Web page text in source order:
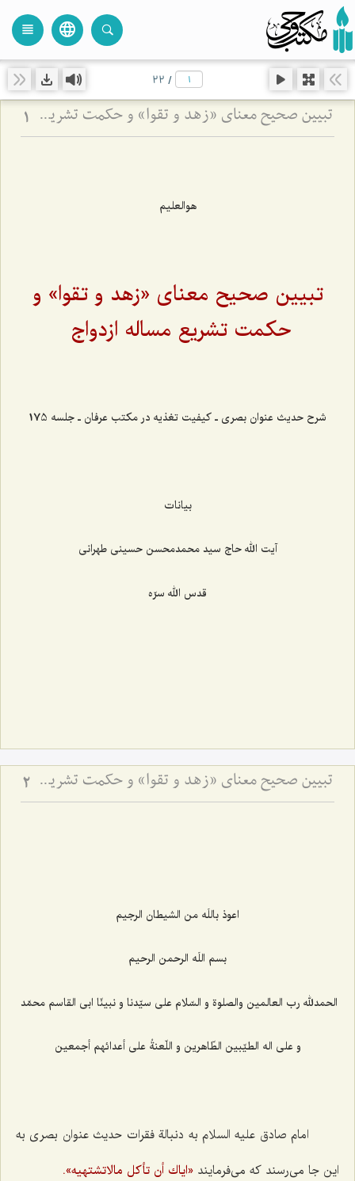
language
view_headline
/
22
تبیین صحیح معنای «زهد و تقوا» و حکمت تشریع مساله ازدواج 1
هوالعلیم
تبیین صحیح معنای «زهد و تقوا» و
حکمت تشریع مساله ازدواج‌‌ ‌‌‌‌‌
شرح حدیث عنوان بصری ـ کیفیت تغذیه در مکتب عرفان ـ جلسه 175
بیانات
آیت الله حاج سید محمدمحسن حسینی طهرانی
قدس الله سرّه
تبیین صحیح معنای «زهد و تقوا» و حکمت تشریع مساله ازدواج 2
اعوذ باللَه من الشيطان الرجيم‌
بسم اللَه الرحمن الرحيم‌
الحمدلله رب العالمين والصلوة و السّلام على سيّدنا و نبينّا ابى القاسم محمّد
و على اله الطيّبين الطّاهرين و اللّعنةُ على أعدائهم أجمعين‌
امام صادق علیه السلام به دنبالة فقرات حدیث عنوان بصری به
این جا می‌رسند كه می‌فرمایند «ایاك أن تأكل مالاتشتهیه».